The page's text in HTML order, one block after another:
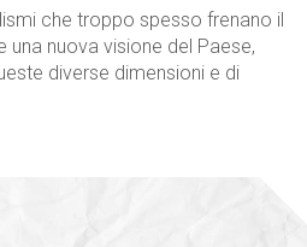
che troppo spesso frenano il
nuova visione del Paese,
diverse dimensioni e di